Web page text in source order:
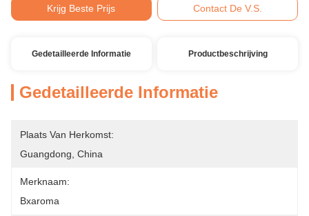
Krijg Beste Prijs Contact De V.S.
Gedetailleerde Informatie Productbeschrijving
Gedetailleerde Informatie
Plaats Van Herkomst:
Guangdong, China
Merknaam:
Bxaroma